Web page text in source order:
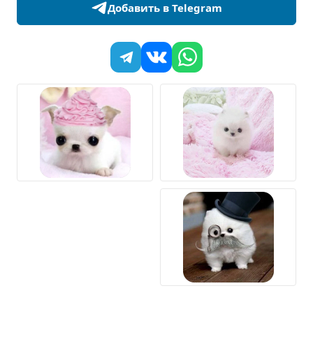
Добавить в Telegram